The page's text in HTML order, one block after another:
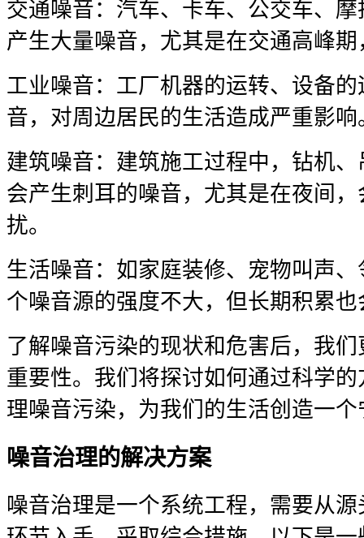
交通噪音：汽车、卡车、公交车、
产生大量噪音，尤其是在交通高峰
工业噪音：工厂机器的运转、设备
音，对周边居民的生活造成严重影响
建筑噪音：建筑施工过程中，钻机
会产生刺耳的噪音，尤其是在夜间
扰。
生活噪音：如家庭装修、宠物叫声
个噪音源的强度不大，但长期积累
了解噪音污染的现状和危害后，我
重要性。我们将探讨如何通过科学
理噪音污染，为我们的生活创造一
噪音治理的解决方案
噪音治理是一个系统工程，需要从